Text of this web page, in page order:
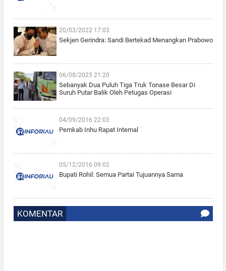
20/03/2022 17:03
Sekjen Gerindra: Sandi Bertekad Menangkan Prabowo
06/08/2025 21:20
Sebanyak Dua Puluh Tiga Truk Tonase Besar Di
Suruh Putar Balik Oleh Petugas Operasi
04/09/2016 22:03
Pemkab Inhu Rapat Internal
05/12/2016 09:02
Bupati Rohil: Semua Partai Tujuannya Sama
KOMENTAR